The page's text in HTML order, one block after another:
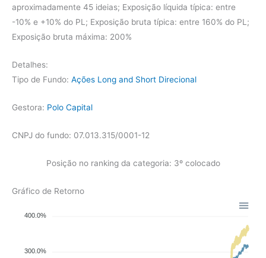
aproximadamente 45 ideias; Exposição líquida típica: entre
-10% e +10% do PL; Exposição bruta típica: entre 160% do PL;
Exposição bruta máxima: 200%
Detalhes:
Tipo de Fundo: Ações Long and Short Direcional
Gestora: Polo Capital
CNPJ do fundo: 07.013.315/0001-12
Posição no ranking da categoria: 3º colocado
Gráfico de Retorno
400.0%
300.0%